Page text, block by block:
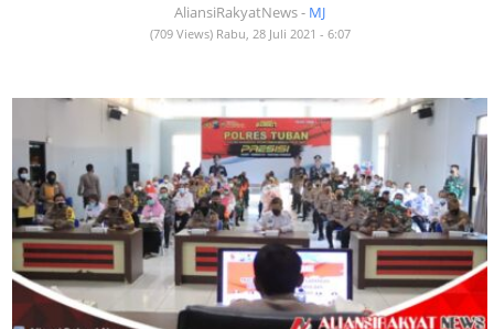
AliansiRakyatNews - MJ
(709 Views) Rabu, 28 Juli 2021 - 6:07